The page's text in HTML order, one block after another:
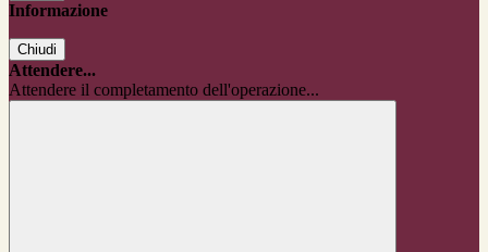
Informazione
Chiudi
Attendere...
Attendere il completamento dell'operazione...